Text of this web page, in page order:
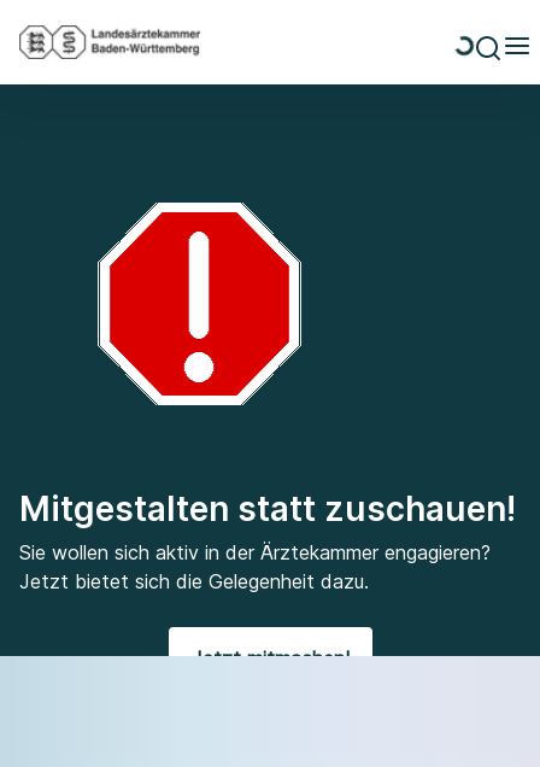
Mitgestalten statt zuschauen!
Sie wollen sich aktiv in der Ärztekammer engagieren?
Jetzt bietet sich die Gelegenheit dazu.
Jetzt mitmachen!